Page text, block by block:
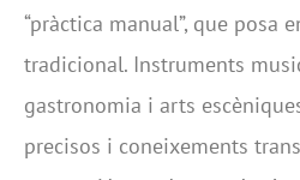
“pràctica manual”, que posa
tradicional. Instruments
gastronomia i arts
precisos i coneixements